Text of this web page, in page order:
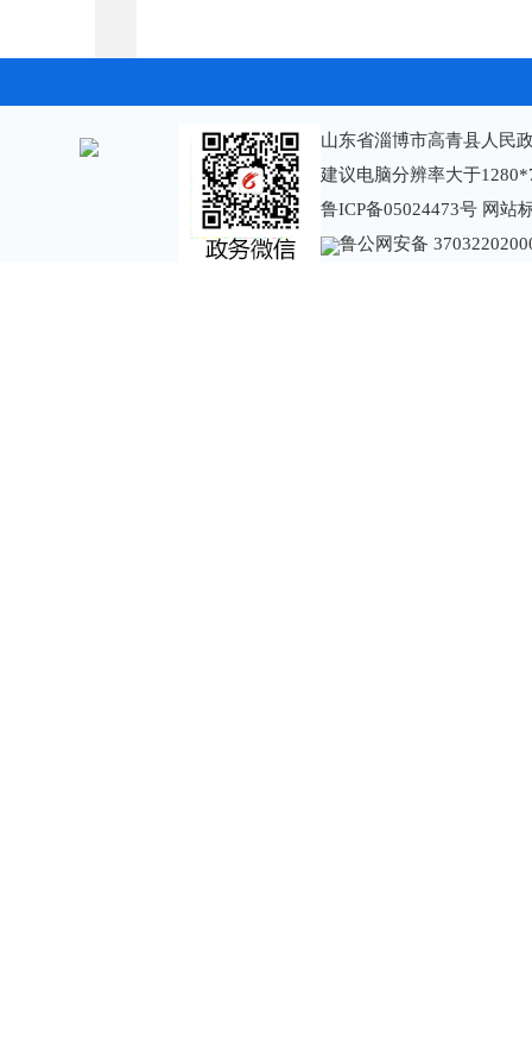
山东省淄博市高青县人民
建议电脑分辨率大于
鲁ICP备05024473号 网站
鲁公网安备